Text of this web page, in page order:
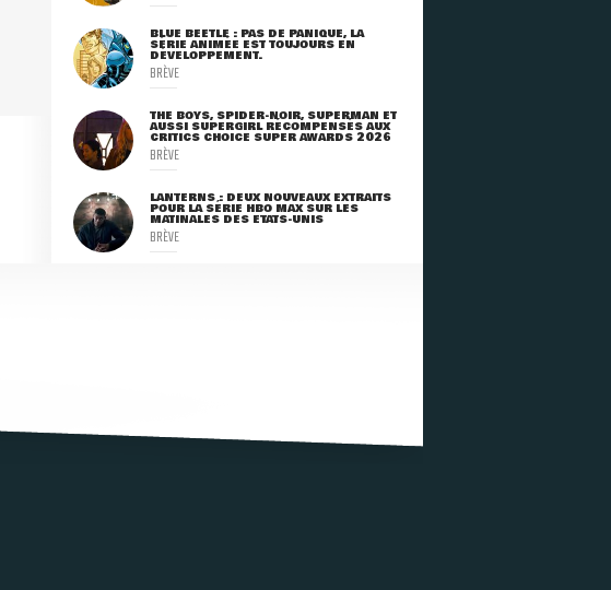
BLUE BEETLE : PAS DE PANIQUE, LA
SÉRIE ANIMÉE EST TOUJOURS EN
DÉVELOPPEMENT.
BRÈVE
THE BOYS, SPIDER-NOIR, SUPERMAN ET
AUSSI SUPERGIRL RÉCOMPENSÉS AUX
CRITICS CHOICE SUPER AWARDS 2026
BRÈVE
LANTERNS : DEUX NOUVEAUX EXTRAITS
POUR LA SÉRIE HBO MAX SUR LES
MATINALES DES ETATS-UNIS
BRÈVE